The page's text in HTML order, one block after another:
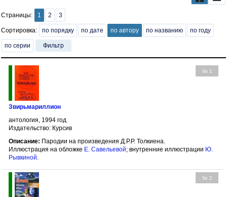
Страницы: 1 2 3
Сортировка: по порядку по дате по автору по названию по году
по серии Фильтр
№ 1
Звирьмариллион
антология, 1994 год
Издательство: Курсив
Описание: Пародии на произведения Д.Р.Р. Толкиена.
Иллюстрация на обложке Е. Савельевой; внутренние иллюстрации Ю.
Рывкиной.
№ 2